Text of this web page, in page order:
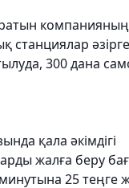
станциялар
300 дана
қала әкімдігі
жалға беру
25 теңге